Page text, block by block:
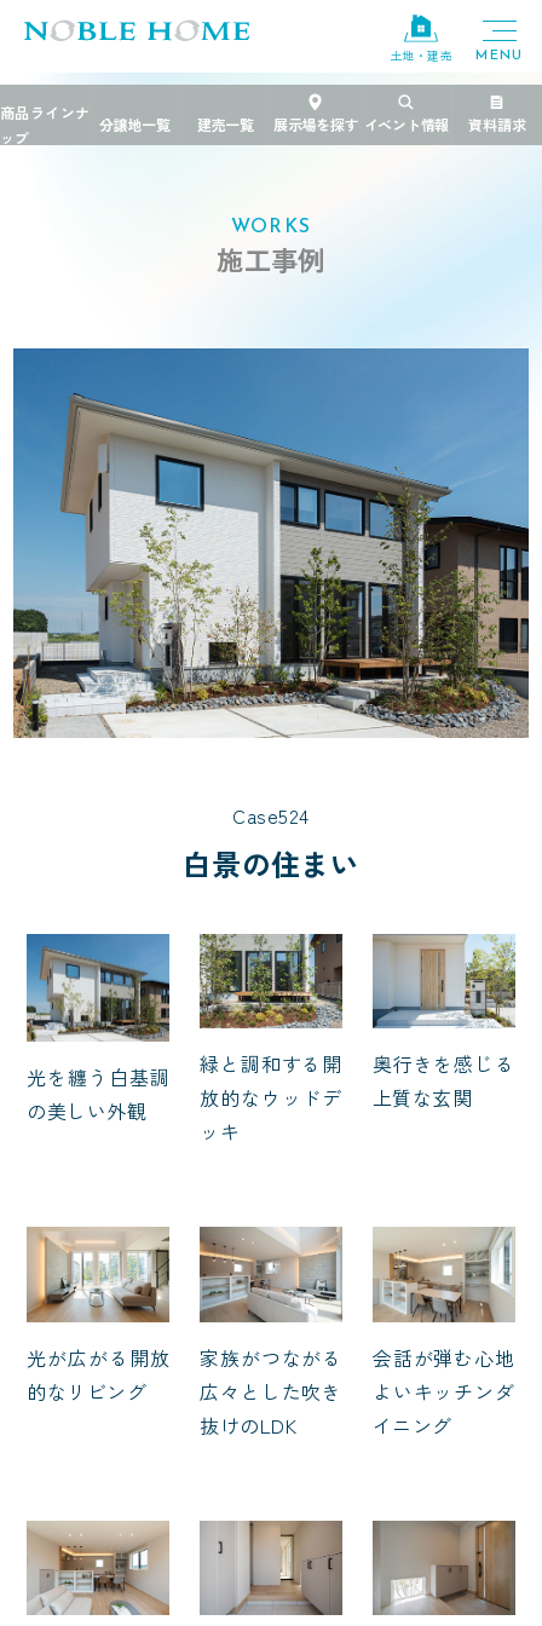
土地・建売
施工事例 茨城県> 白景の住まい
WORKS
施工事例
Case524
白景の住まい
光を纏う白基調
の美しい外観
緑と調和する開
放的なウッドデ
ッキ
奥行きを感じる
上質な玄関
光が広がる開放
的なリビング
家族がつながる
広々とした吹き
抜けのLDK
会話が弾む心地
よいキッチンダ
イニング